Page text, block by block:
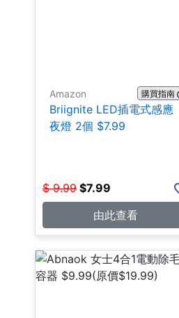
Amazon 購買指南
Briignite LED插電式感應
夜燈 2個 $7.99
$ 9.99 $7.99
由此查看